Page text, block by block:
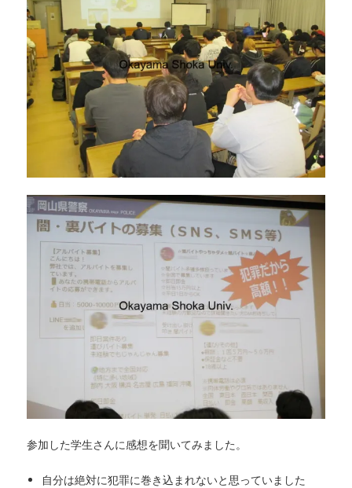
参加した学生さんに感想を聞いてみました。
自分は絶対に犯罪に巻き込まれないと思っていました